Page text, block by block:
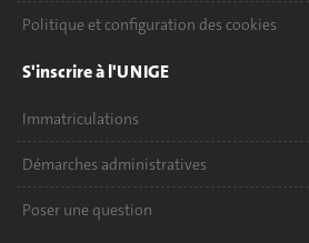
Politique et configuration des cookies
S'inscrire à l'UNIGE
Immatriculations
Démarches administratives
Poser une question